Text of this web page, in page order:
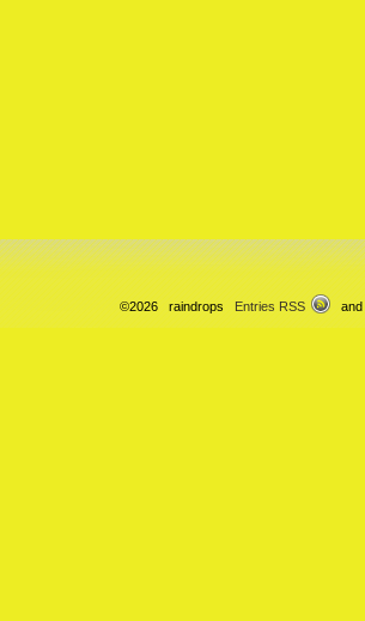
©2026 raindrops Entries RSS and